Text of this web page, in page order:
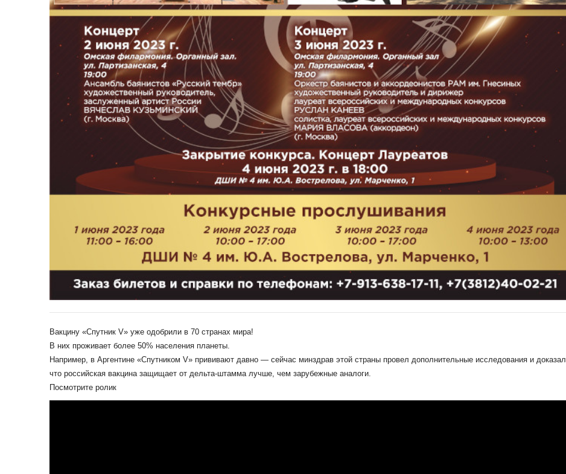
Вакцину «Спутник V» уже одобрили в 70 странах мира!
В них проживает более 50% населения планеты.
Например, в Аргентине «Спутником V» прививают давно — сейчас минздрав этой страны провел дополнительные исследования и доказал,
что российская вакцина защищает от дельта-штамма лучше, чем зарубежные аналоги.
Посмотрите ролик